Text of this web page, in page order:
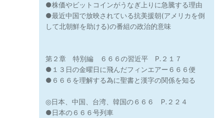
●株価やビットコインがうなぎ上りに急騰する理由
●最近中国で放映されている抗美援朝(アメリカを倒
して北朝鮮を助ける)の番組の政治的意味
第２章 特別編 ６６６の習近平 P.２１７
●１３日の金曜日に飛んだフィンエアー６６６便
●６６６を理解する為に聖書と漢字の関係を知る
◎日本、中国、台湾、韓国の６６６ P.２２４
●日本の６６６号列車